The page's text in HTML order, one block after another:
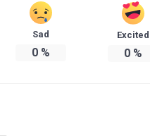
Sad
0%
Excited
0 %